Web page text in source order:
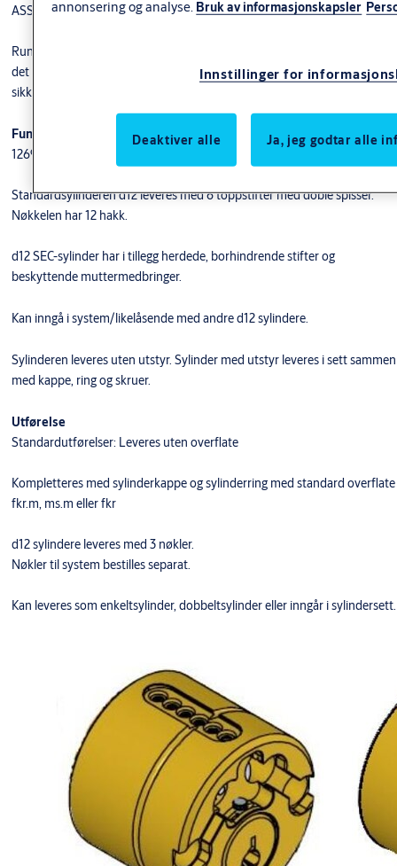
ASSA, ABLOY, Boda og Ruko.
Runde sylindere anbefales benyttet i byggets ytre skall, og på dører hvor
det kreves ekstra
sikkerhet. De kan også inngå i FG-godkjent låsenhet.
Funksjon
1269 sylinder for utside dør
Standardsylinderen d12 leveres med 6 toppstifter med doble spisser.
Nøkkelen har 12 hakk.
d12 SEC-sylinder har i tillegg herdede, borhindrende stifter og
beskyttende muttermedbringer.
​Kan inngå i system/likelåsende med andre d12 sylindere.
Sylinderen leveres uten utstyr. Sylinder med utstyr leveres i sett sammen
med kappe, ring og skruer.
Utførelse
Standardutførelser: Leveres uten overflate
Kompletteres med sylinderkappe og sylinderring med standard overflate
fkr.m, ms.m eller fkr
d12 sylindere leveres med 3 nøkler.
Nøkler til system bestilles separat.
Kan leveres som enkeltsylinder, dobbeltsylinder eller inngår i sylindersett.
annonsering og analyse. Bruk av informasjonskapsler
Innstillinger for
Deaktiver alle Ja, jeg godtar alle